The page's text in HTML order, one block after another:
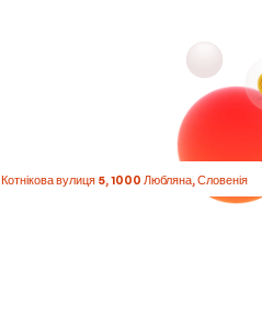
Котнікова вулиця 5, 1000 Любляна, Словенія